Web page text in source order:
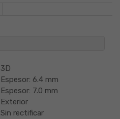
3D
Espesor: 6.4 mm
Espesor: 7.0 mm
Exterior
Sin rectificar